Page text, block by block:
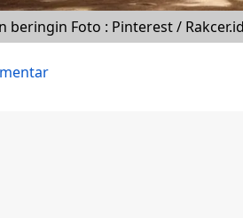
beringin Foto : Pinterest /